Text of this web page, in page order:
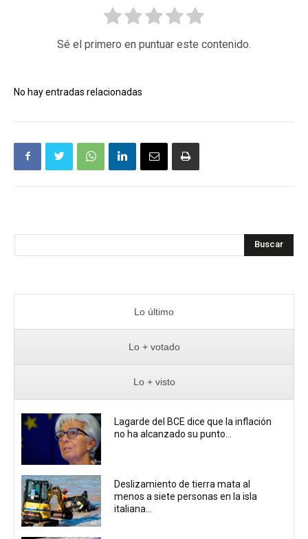
Sé el primero en puntuar este contenido.
No hay entradas relacionadas
Buscar
Lo último
Lo + votado
Lo + visto
Lagarde del BCE dice que la inflación
no ha alcanzado su punto...
Deslizamiento de tierra mata al
menos a siete personas en la isla
italiana...